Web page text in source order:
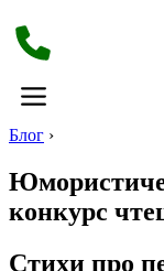
Блог ›
конкурс
Стихи про